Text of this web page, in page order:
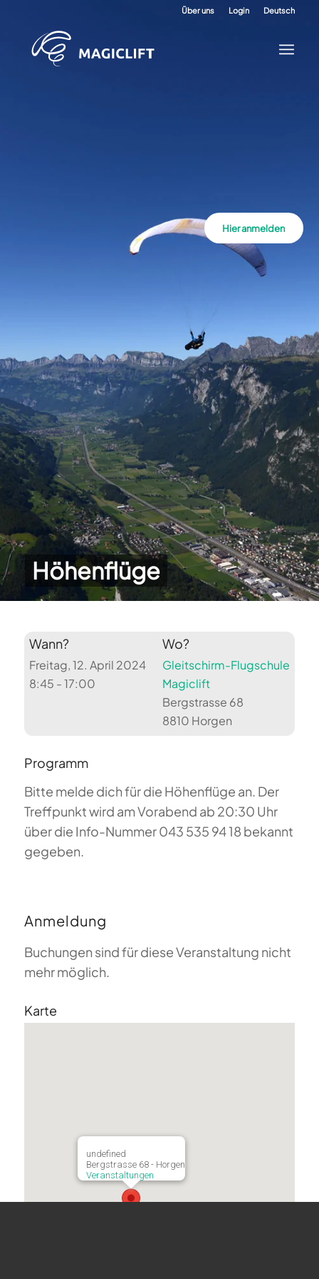
Über uns Login Deutsch
Höhenflüge
Hier anmelden
Wann?
Freitag, 12. April 2024
8:45 - 17:00
Wo?
Gleitschirm-Flugschule
Magiclift
Bergstrasse 68
8810 Horgen
Programm
Bitte melde dich für die Höhenflüge an. Der
Treffpunkt wird am Vorabend ab 20:30 Uhr
über die Info-Nummer 043 535 94 18 bekannt
gegeben.
Anmeldung
Buchungen sind für diese Veranstaltung nicht
mehr möglich.
Karte
undefined
Bergstrasse 68 - Horgen
Veranstaltungen